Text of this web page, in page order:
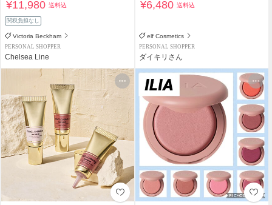
¥11,980送料込
関税負担なし
Victoria Beckham
PERSONAL SHOPPER
Chelsea Line
¥6,480送料込
elf Cosmetics
PERSONAL SHOPPER
ダイキリさん